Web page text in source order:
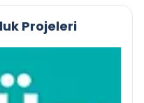
Projeleri